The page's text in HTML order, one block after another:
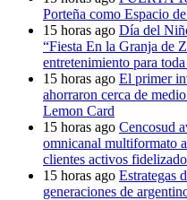
Porteña como Espacio
15 horas ago Día del
“Fiesta En la Granja de
entretenimiento para
15 horas ago El primer
ahorraron cerca de
Lemon Card
15 horas ago Cencosud
omnicanal multiformato
clientes activos
15 horas ago Estrategas
generaciones de